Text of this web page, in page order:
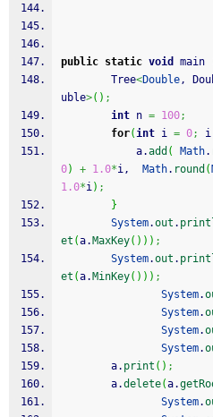
public static void main
		Tree
<Double,
uble>( ) ;
int n = 100;
for(int i = 0; i
			a.
add ( Math.
0) + 1.0*i, Math. round (
1.0*i) ;
}
System.out .
et (a. MaxKey( ) ) ) ;
System.out .
et (a. MinKey( ) ) ) ;
System.
System.
System.
System.
		a.
print ( ) ;
		a.
delete(a.
System.